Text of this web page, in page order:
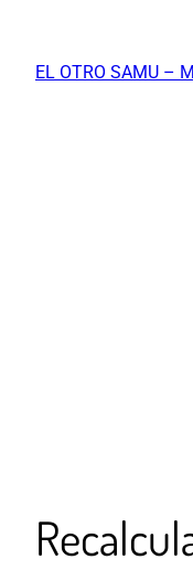
contenido
EL OTRO SAMU –